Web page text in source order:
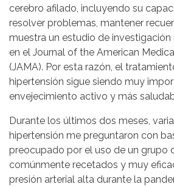
cerebro afilado, incluyendo su
resolver problemas, mantener
muestra un estudio de
en el Journal of the American
(JAMA). Por esta razón, el
hipertensión sigue siendo muy
envejecimiento activo y más
Durante los últimos dos meses,
hipertensión me preguntaron con
preocupado por el uso de un grupo
comúnmente recetados y muy
presión arterial alta durante la